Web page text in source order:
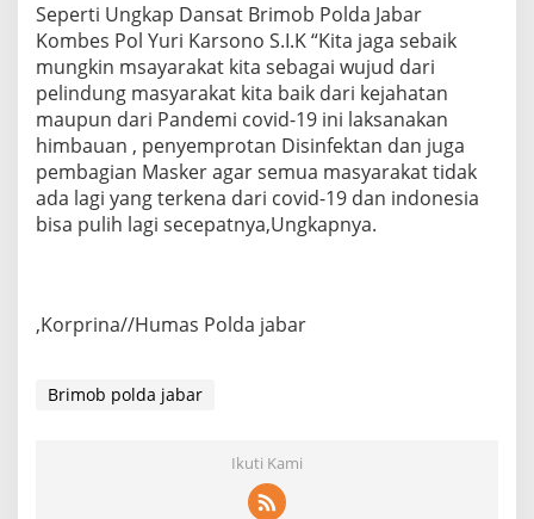
Seperti Ungkap Dansat Brimob Polda Jabar
Kombes Pol Yuri Karsono S.I.K “Kita jaga sebaik
mungkin msayarakat kita sebagai wujud dari
pelindung masyarakat kita baik dari kejahatan
maupun dari Pandemi covid-19 ini laksanakan
himbauan , penyemprotan Disinfektan dan juga
pembagian Masker agar semua masyarakat tidak
ada lagi yang terkena dari covid-19 dan indonesia
bisa pulih lagi secepatnya,Ungkapnya.
,Korprina//Humas Polda jabar
Brimob polda jabar
Ikuti Kami